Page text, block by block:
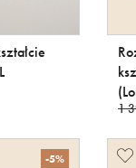
1
-5%